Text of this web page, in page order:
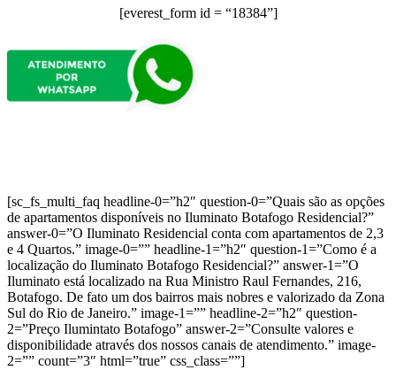
[everest_form id = “18384”]
[sc_fs_multi_faq headline-0=”h2″ question-0=”Quais são as opções
de apartamentos disponíveis no Iluminato Botafogo Residencial?”
answer-0=”O Iluminato Residencial conta com apartamentos de 2,3
e 4 Quartos.” image-0=”” headline-1=”h2″ question-1=”Como é a
localização do Iluminato Botafogo Residencial?” answer-1=”O
Iluminato está localizado na Rua Ministro Raul Fernandes, 216,
Botafogo. De fato um dos bairros mais nobres e valorizado da Zona
Sul do Rio de Janeiro.” image-1=”” headline-2=”h2″ question-
2=”Preço Ilumintato Botafogo” answer-2=”Consulte valores e
disponibilidade através dos nossos canais de atendimento.” image-
2=”” count=”3″ html=”true” css_class=””]